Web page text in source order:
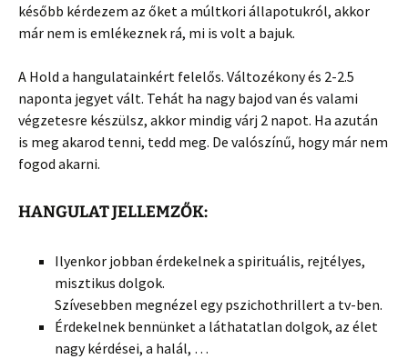
később kérdezem az őket a múltkori állapotukról, akkor
már nem is emlékeznek rá, mi is volt a bajuk.
A Hold a hangulatainkért felelős. Változékony és 2-2.5
naponta jegyet vált. Tehát ha nagy bajod van és valami
végzetesre készülsz, akkor mindig várj 2 napot. Ha azután
is meg akarod tenni, tedd meg. De valószínű, hogy már nem
fogod akarni.
HANGULAT JELLEMZŐK:
Ilyenkor jobban érdekelnek a spirituális, rejtélyes,
misztikus dolgok.
Szívesebben megnézel egy pszichothrillert a tv-ben.
Érdekelnek bennünket a láthatatlan dolgok, az élet
nagy kérdései, a halál, …